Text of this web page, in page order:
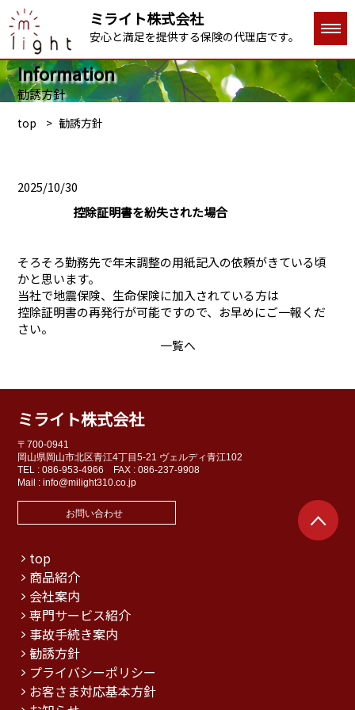
ミライト株式会社
安心と満足を提供する保険の代理店です。
Information
勧誘方針
top 勧誘方針
2025/10/30
控除証明書を紛失された場合
そろそろ勤務先で年末調整の用紙記入の依頼がきている頃
かと思います。
当社で地震保険、生命保険に加入されている方は
控除証明書の再発行が可能ですので、お早めにご一報くだ
さい。
一覧へ
ミライト株式会社
〒700-0941
岡山県岡山市北区青江4丁目5-21 ヴェルディ青江102
TEL : 086-953-4966
FAX : 086-237-9908
Mail : info@milight310.co.jp
お問い合わせ
top
商品紹介
会社案内
専門サービス紹介
事故手続き案内
勧誘方針
プライバシーポリシー
お客さま対応基本方針